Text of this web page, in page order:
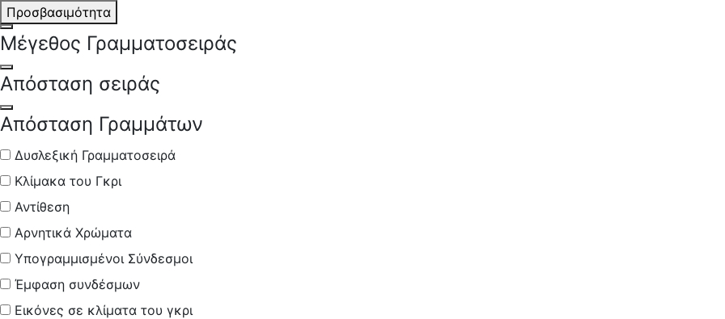
Προσβασιμότητα
Open Font Size
Μέγεθος Γραμματοσειράς
Open Line Spacing
Απόσταση σειράς
Open Letter Spacing
Απόσταση Γραμμάτων
Δυσλεξική Γραμματοσειρά
Κλίμακα του Γκρι
Αντίθεση
Αρνητικά Χρώματα
Υπογραμμισμένοι Σύνδεσμοι
Έμφαση συνδέσμων
Εικόνες σε κλίματα του γκρι